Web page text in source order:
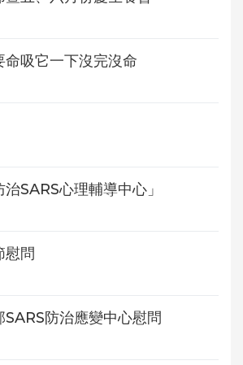
命吸它一下沒完沒命
SARS心理輔導中心」
慰問
防治應變中心慰問